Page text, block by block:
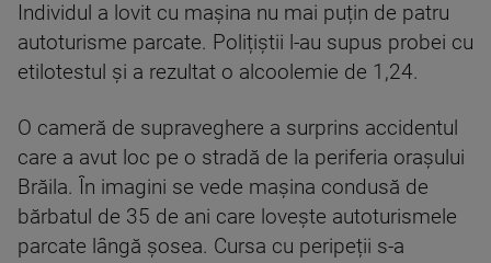
Individul a lovit cu mașina nu mai puțin de patru
autoturisme parcate. Polițiștii l-au supus probei cu
etilotestul și a rezultat o alcoolemie de 1,24.
O cameră de supraveghere a surprins accidentul
care a avut loc pe o stradă de la periferia orașului
Brăila. În imagini se vede mașina condusă de
bărbatul de 35 de ani care lovește autoturismele
parcate lângă șosea. Cursa cu peripeții s-a